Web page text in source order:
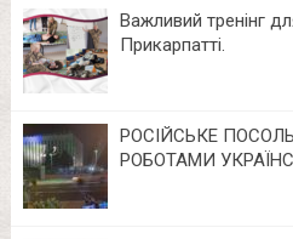
Важливий тренінг
Прикарпатті.
РОСІЙСЬКЕ
РОБОТАМИ